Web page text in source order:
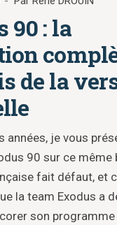
90 : la
de la
années, je vous
90 sur ce même
fait défaut, et
la team Exodus a
son